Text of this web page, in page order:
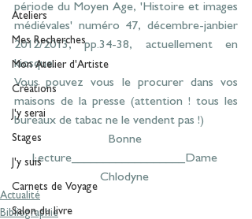
Ateliers
Mes Recherches
Mon Atelier d'Artiste
Créations
J'y serai
Stages
J'y suis
Carnets de Voyage
Salon du livre
période du Moyen Age, 'Histoire et images
médiévales' numéro 47, décembre-janbier
2012/2013, pp.34-38, actuellement en
kiosque.
Vous pouvez vous le procurer dans vos
maisons de la presse (attention ! tous les
bureaux de tabac ne le vendent pas !)
Bonne
Lecture__________________ Dame
Chlodyne
Actualité
Bibliographie